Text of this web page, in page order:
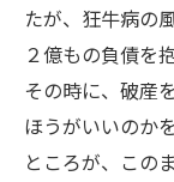
たが、狂牛病の
２億もの負債を
その時に、破産
ほうがいいのか
ところが、この